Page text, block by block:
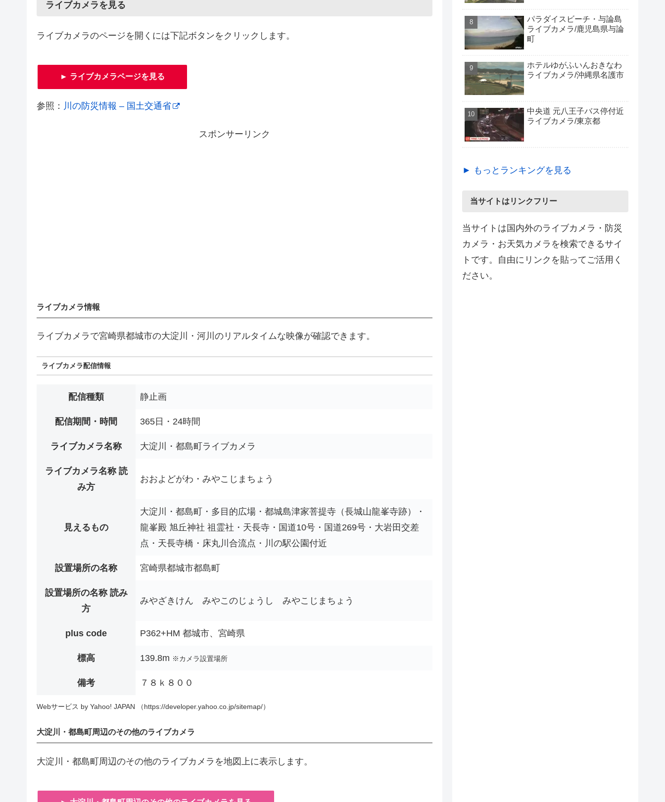
ライブカメラを見る
ライブカメラのページを開くには下記ボタンをクリックします。
► ライブカメラページを見る
参照： 川の防災情報 – 国土交通省
スポンサーリンク
ライブカメラ情報
ライブカメラで宮崎県都城市の大淀川・河川のリアルタイムな映像が確認できます。
ライブカメラ配信情報
配信種類 静止画
配信期間・時間 365日・24時間
ライブカメラ名称 大淀川・都島町ライブカメラ
ライブカメラ名称 読
み方
おおよどがわ・みやこじまちょう
見えるもの
大淀川・都島町・多目的広場・都城島津家菩提寺（長城山龍峯寺跡）・
龍峯殿 旭丘神社 祖霊社・天長寺・国道10号・国道269号・大岩田交差
点・天長寺橋・床丸川合流点・川の駅公園付近
設置場所の名称 宮崎県都城市都島町
設置場所の名称 読み
方
みやざきけん みやこのじょうし みやこじまちょう
plus code P362+HM 都城市、宮崎県
標高 139.8m ※カメラ設置場所
備考 ７８ｋ８００
Webサービス by Yahoo! JAPAN （https://developer.yahoo.co.jp/sitemap/）
大淀川・都島町周辺のその他のライブカメラ
大淀川・都島町周辺のその他のライブカメラを地図上に表示します。
パラダイスビーチ・与論島
ライブカメラ/鹿児島県与論
町
ホテルゆがふいんおきなわ
ライブカメラ/沖縄県名護市
中央道 元八王子バス停付近
ライブカメラ/東京都
► もっとランキングを見る
当サイトはリンクフリー
当サイトは国内外のライブカメラ・防災
カメラ・お天気カメラを検索できるサイ
トです。自由にリンクを貼ってご活用く
ださい。